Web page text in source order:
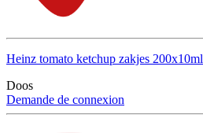
Heinz tomato ketchup zakjes 200x10ml
Doos
Demande de connexion